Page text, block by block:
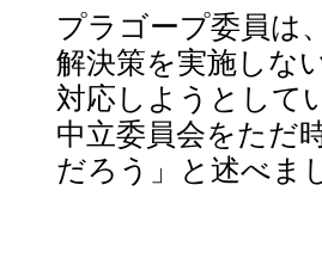
プラゴープ委員は
解決策を実施しな
対応しようとして
中立委員会をただ
だろう」と述べま